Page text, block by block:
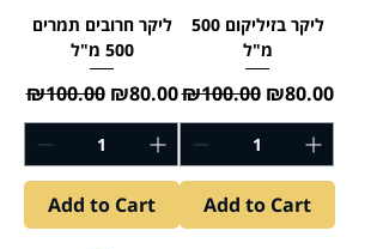
ליקר חרובים תמרים
500 מ"ל
Regular Price
₪100.00 Sale Price
₪80.00
Add to Cart
ליקר בזיליקום 500
מ"ל
Regular Price
₪100.00 Sale Price
₪80.00
Add to Cart